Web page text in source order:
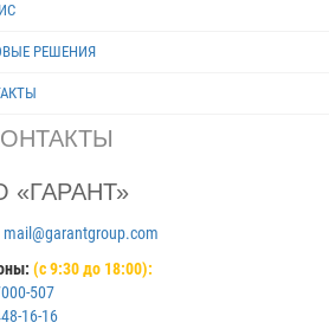
РЕШЕНИЯ
«ГАРАНТ»
mail@garantgroup.com
(с 9:30 до 18:00):
507
16-16